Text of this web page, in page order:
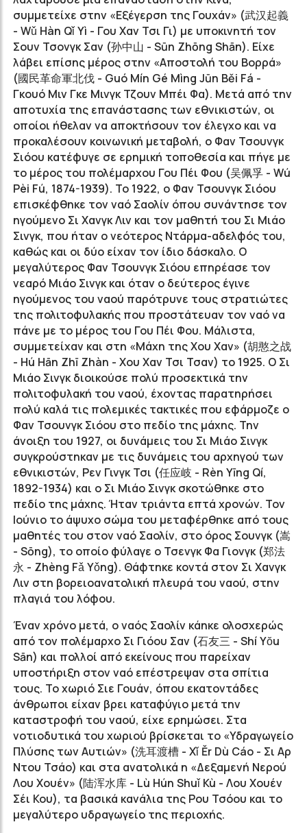
συμμετείχε στην «Εξέγερση της Γουχάν» (武汉起義
- Wǔ Hàn Qǐ Yì - Γου Χαν Τσι Γι) με υποκινητή τον
Σουν Τσονγκ Σαν (孙中山 - Sūn Zhōng Shān). Είχε
λάβει επίσης μέρος στην «Αποστολή του Βορρά»
(國民革命軍北伐 - Guó Mín Gé Mìng Jūn Běi Fá -
Γκουό Μιν Γκε Μινγκ Τζουν Μπέι Φα). Μετά από την
αποτυχία της επανάστασης των εθνικιστών, οι
οποίοι ήθελαν να αποκτήσουν τον έλεγχο και να
προκαλέσουν κοινωνική μεταβολή, ο Φαν Τσουνγκ
Σιόου κατέφυγε σε ερημική τοποθεσία και πήγε με
το μέρος του πολέμαρχου Γου Πέι Φου (吴佩孚 - Wú
Pèi Fú, 1874-1939). Το 1922, ο Φαν Τσουνγκ Σιόου
επισκέφθηκε τον ναό Σαολίν όπου συνάντησε τον
ηγούμενο Σι Χανγκ Λιν και τον μαθητή του Σι Μιάο
Σινγκ, που ήταν ο νεότερος Ντάρμα-αδελφός του,
καθώς και οι δύο είχαν τον ίδιο δάσκαλο. Ο
μεγαλύτερος Φαν Τσουνγκ Σιόου επηρέασε τον
νεαρό Μιάο Σινγκ και όταν ο δεύτερος έγινε
ηγούμενος του ναού παρότρυνε τους στρατιώτες
της πολιτοφυλακής που προστάτευαν τον ναό να
πάνε με το μέρος του Γου Πέι Φου. Μάλιστα,
συμμετείχαν και στη «Μάχη της Χου Χαν» (胡憨之战
- Hú Hān Zhī Zhàn - Χου Χαν Τσι Τσαν) το 1925. Ο Σι
Μιάο Σινγκ διοικούσε πολύ προσεκτικά την
πολιτοφυλακή του ναού, έχοντας παρατηρήσει
πολύ καλά τις πολεμικές τακτικές που εφάρμοζε ο
Φαν Τσουνγκ Σιόου στο πεδίο της μάχης. Την
άνοιξη του 1927, οι δυνάμεις του Σι Μιάο Σινγκ
συγκρούστηκαν με τις δυνάμεις του αρχηγού των
εθνικιστών, Ρεν Γινγκ Τσι (任应岐 - Rèn Yīng Qí,
1892-1934) και ο Σι Μιάο Σινγκ σκοτώθηκε στο
πεδίο της μάχης. Ήταν τριάντα επτά χρονών. Τον
Ιούνιο το άψυχο σώμα του μεταφέρθηκε από τους
μαθητές του στον ναό Σαολίν, στο όρος Σουνγκ (嵩
- Sōng), το οποίο φύλαγε ο Τσενγκ Φα Γιονγκ (郑法
永 - Zhèng Fǎ Yǒng). Θάφτηκε κοντά στον Σι Χανγκ
Λιν στη βορειοανατολική πλευρά του ναού, στην
πλαγιά του λόφου.
Έναν χρόνο μετά, ο ναός Σαολίν κάηκε ολοσχερώς
από τον πολέμαρχο Σι Γιόου Σαν (石友三 - Shí Yŏu
Sān) και πολλοί από εκείνους που παρείχαν
υποστήριξη στον ναό επέστρεψαν στα σπίτια
τους. Το χωριό Σιε Γουάν, όπου εκατοντάδες
άνθρωποι είχαν βρει καταφύγιο μετά την
καταστροφή του ναού, είχε ερημώσει. Στα
νοτιοδυτικά του χωριού βρίσκεται το «Υδραγωγείο
Πλύσης των Αυτιών» (洗耳渡槽 - Xǐ Ěr Dù Cáo - Σι Αρ
Ντου Τσάο) και στα ανατολικά η «Δεξαμενή Νερού
Λου Χουέν» (陆浑水库 - Lù Hún Shuǐ Kù - Λου Χουέν
Σέι Κου), τα βασικά κανάλια της Ρου Τσόου και το
μεγαλύτερο υδραγωγείο της περιοχής.